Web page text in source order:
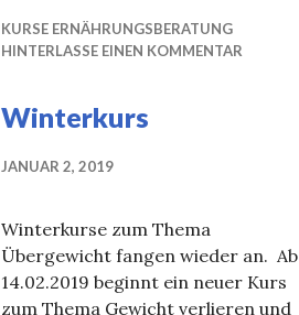
KURSE ERNÄHRUNGSBERATUNG
HINTERLASSE EINEN KOMMENTAR
Winterkurs
JANUAR 2, 2019
Winterkurse zum Thema
Übergewicht fangen wieder an. Ab
14.02.2019 beginnt ein neuer Kurs
zum Thema Gewicht verlieren und